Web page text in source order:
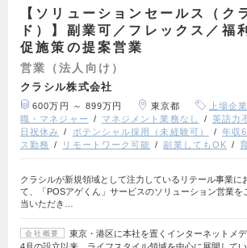
【ソリューションセールス（ク
ド）】副業可／フレックス／福
促施策の提案営業
営業（法人向け）
クラシル株式会社
600万円 ～ 899万円 東京都 上場企業
職・マネジャー
マネジメント業務なし 英語力
日祝休み
ポテンシャル採用（未経験可） 年収
ス勤務
リモートワーク可能 副業してもOK
クラシルが新規領域として注力しているリテール事業に
て、「POSアゲくん」サービスのソリューション営業を
当いただき…
会社概要
東京・港区に本社を置くインターネットメ